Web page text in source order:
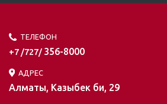
ТЕЛЕФОН
+7 /727/ 356-8000
АДРЕС
Алматы, Казыбек би, 29